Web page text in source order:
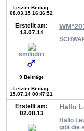
Letzter Beitrag:
08.03.15 16:16:52
Erstellt am:
13.07.14
smilodon
9 Beiträge
Letzter Beitrag:
15.07.14 00:47:21
Erstellt am:
02.08.13
Hallo
Hallo
gibt die